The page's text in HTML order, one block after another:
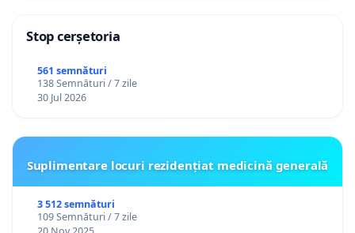
Stop cerșetoria
561 semnături
138 Semnături / 7 zile
30 Jul 2026
Suplimentare locuri rezidențiat medicină generală
3 512 semnături
109 Semnături / 7 zile